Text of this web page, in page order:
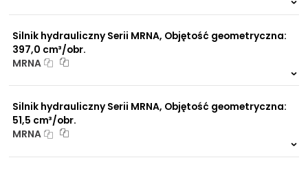
Silnik hydrauliczny Serii MRNA, Objętość geometryczna:
397,0 cm³/obr.
MRNA
Silnik hydrauliczny Serii MRNA, Objętość geometryczna:
51,5 cm³/obr.
MRNA